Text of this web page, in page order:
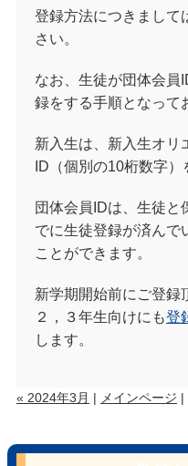
登録方法につきまして
さい。
なお、生徒が団体会員
録をする手順となって
新入生は、新入生オリ
ID（個別の10桁数字）
団体会員IDは、生徒と
でに生徒登録が済んで
ことができます。
新学期開始前にご登録
２，３年生向けにも登
します。
« 2024年3月 | メインページ |